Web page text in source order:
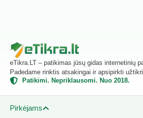
eTikra.LT – patikimas jūsų gidas internetinių
Padedame rinktis atsakingai ir apsipirkti
Patikimi. Nepriklausomi. Nuo 2018.
Pirkėjams